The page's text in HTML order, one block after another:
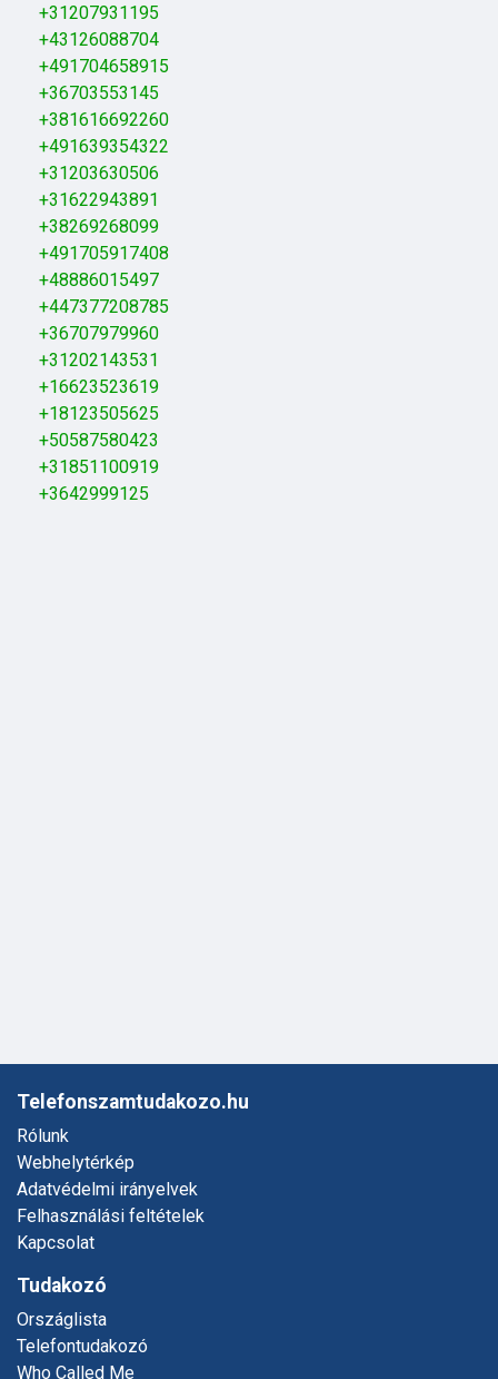
+31207931195
+43126088704
+491704658915
+36703553145
+381616692260
+491639354322
+31203630506
+31622943891
+38269268099
+491705917408
+48886015497
+447377208785
+36707979960
+31202143531
+16623523619
+18123505625
+50587580423
+31851100919
+3642999125
Telefonszamtudakozo.hu
Rólunk
Webhelytérkép
Adatvédelmi irányelvek
Felhasználási feltételek
Kapcsolat
Tudakozó
Országlista
Telefontudakozó
Who Called Me